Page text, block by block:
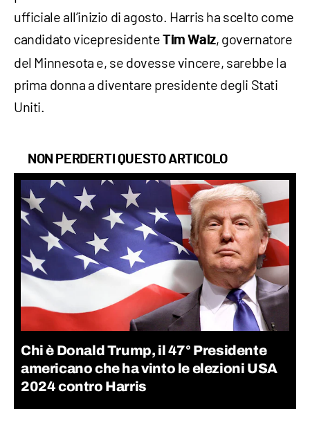
ufficiale all’inizio di agosto. Harris ha scelto come
candidato vicepresidenteTim Walz, governatore
del Minnesota e, se dovesse vincere, sarebbe la
prima donna a diventare presidente degli Stati
Uniti.
NON PERDERTI QUESTO ARTICOLO
Chi è Donald Trump, il 47° Presidente
americano che ha vinto le elezioni USA
2024 contro Harris